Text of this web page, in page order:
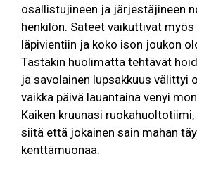
osallistujineen ja järjestäjineen
henkilön. Sateet vaikuttivat
läpivientiin ja koko ison joukon
Tästäkin huolimatta tehtävät
ja savolainen lupsakkuus välittyi
vaikka päivä lauantaina venyi
Kaiken kruunasi
siitä että jokainen sain mahan
kenttämuonaa.